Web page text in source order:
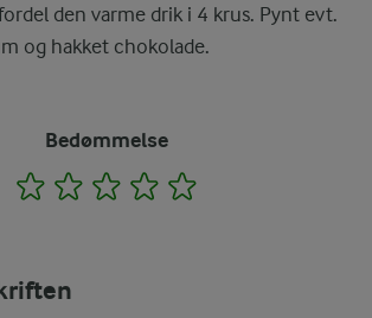
den varme drik i 4 krus. Pynt evt.
og hakket chokolade.
Bedømmelse
1 2 3 4